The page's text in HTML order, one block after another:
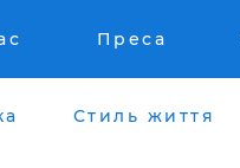
Преса
Стиль життя